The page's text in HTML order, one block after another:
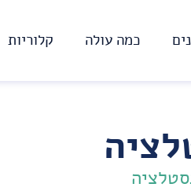
כמה עולה קלוריות